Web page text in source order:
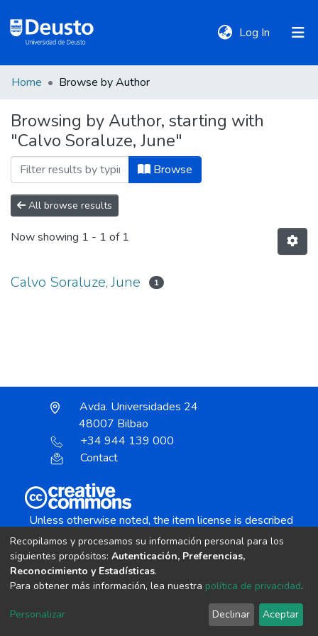
Log In (current)
Communities
&
Collections
All of DSpace
Home Browse by Author
Browsing by Author, starting with
"Calvo Soraluze, June"
Browse
All browse results
Now showing 1 - 1 of 1
Calvo Soraluze, June 1
Avda. Universidades 24
48007 Bilbao
+34 944 139 000
Contact
Unless otherwise noted, the item license is described
as:
Creative Commons Attribution-NonCommercial-
copyright © 2002-2026LYRASIS
Send Feedback
Recopilamos y procesamos su información personal para los
siguientes propósitos: Autenticación, Preferencias,
Reconocimiento y Estadísticas.
Para obtener más información, lea nuestra política de privacidad.
Personalizar Declinar Aceptar